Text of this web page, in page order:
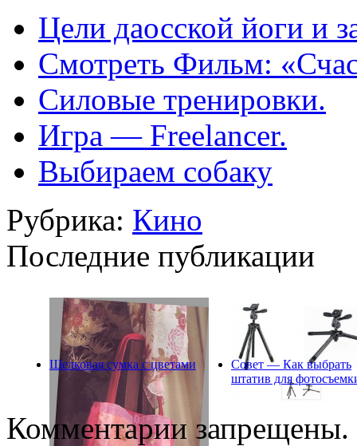
Цели даосской йоги и
Смотреть Фильм:
Силовые тренировки.
Игра — Freelancer.
Выбираем собаку
Рубрика: Кино
Последние публикации
Шелковая сумка с цветами
Совет — Как выбрать
штатив для
Комментарии запрещены.